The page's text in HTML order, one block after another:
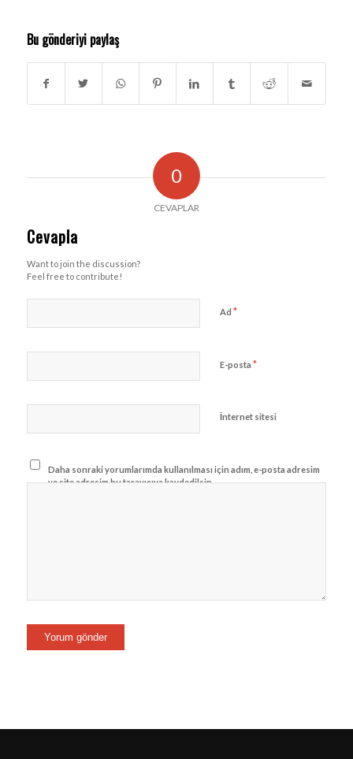
Bu gönderiyi paylaş
0
CEVAPLAR
Cevapla
Want to join the discussion?
Feel free to contribute!
Ad *
E-posta *
İnternet sitesi
Daha sonraki yorumlarımda kullanılması için adım, e-posta adresim
ve site adresim bu tarayıcıya kaydedilsin.